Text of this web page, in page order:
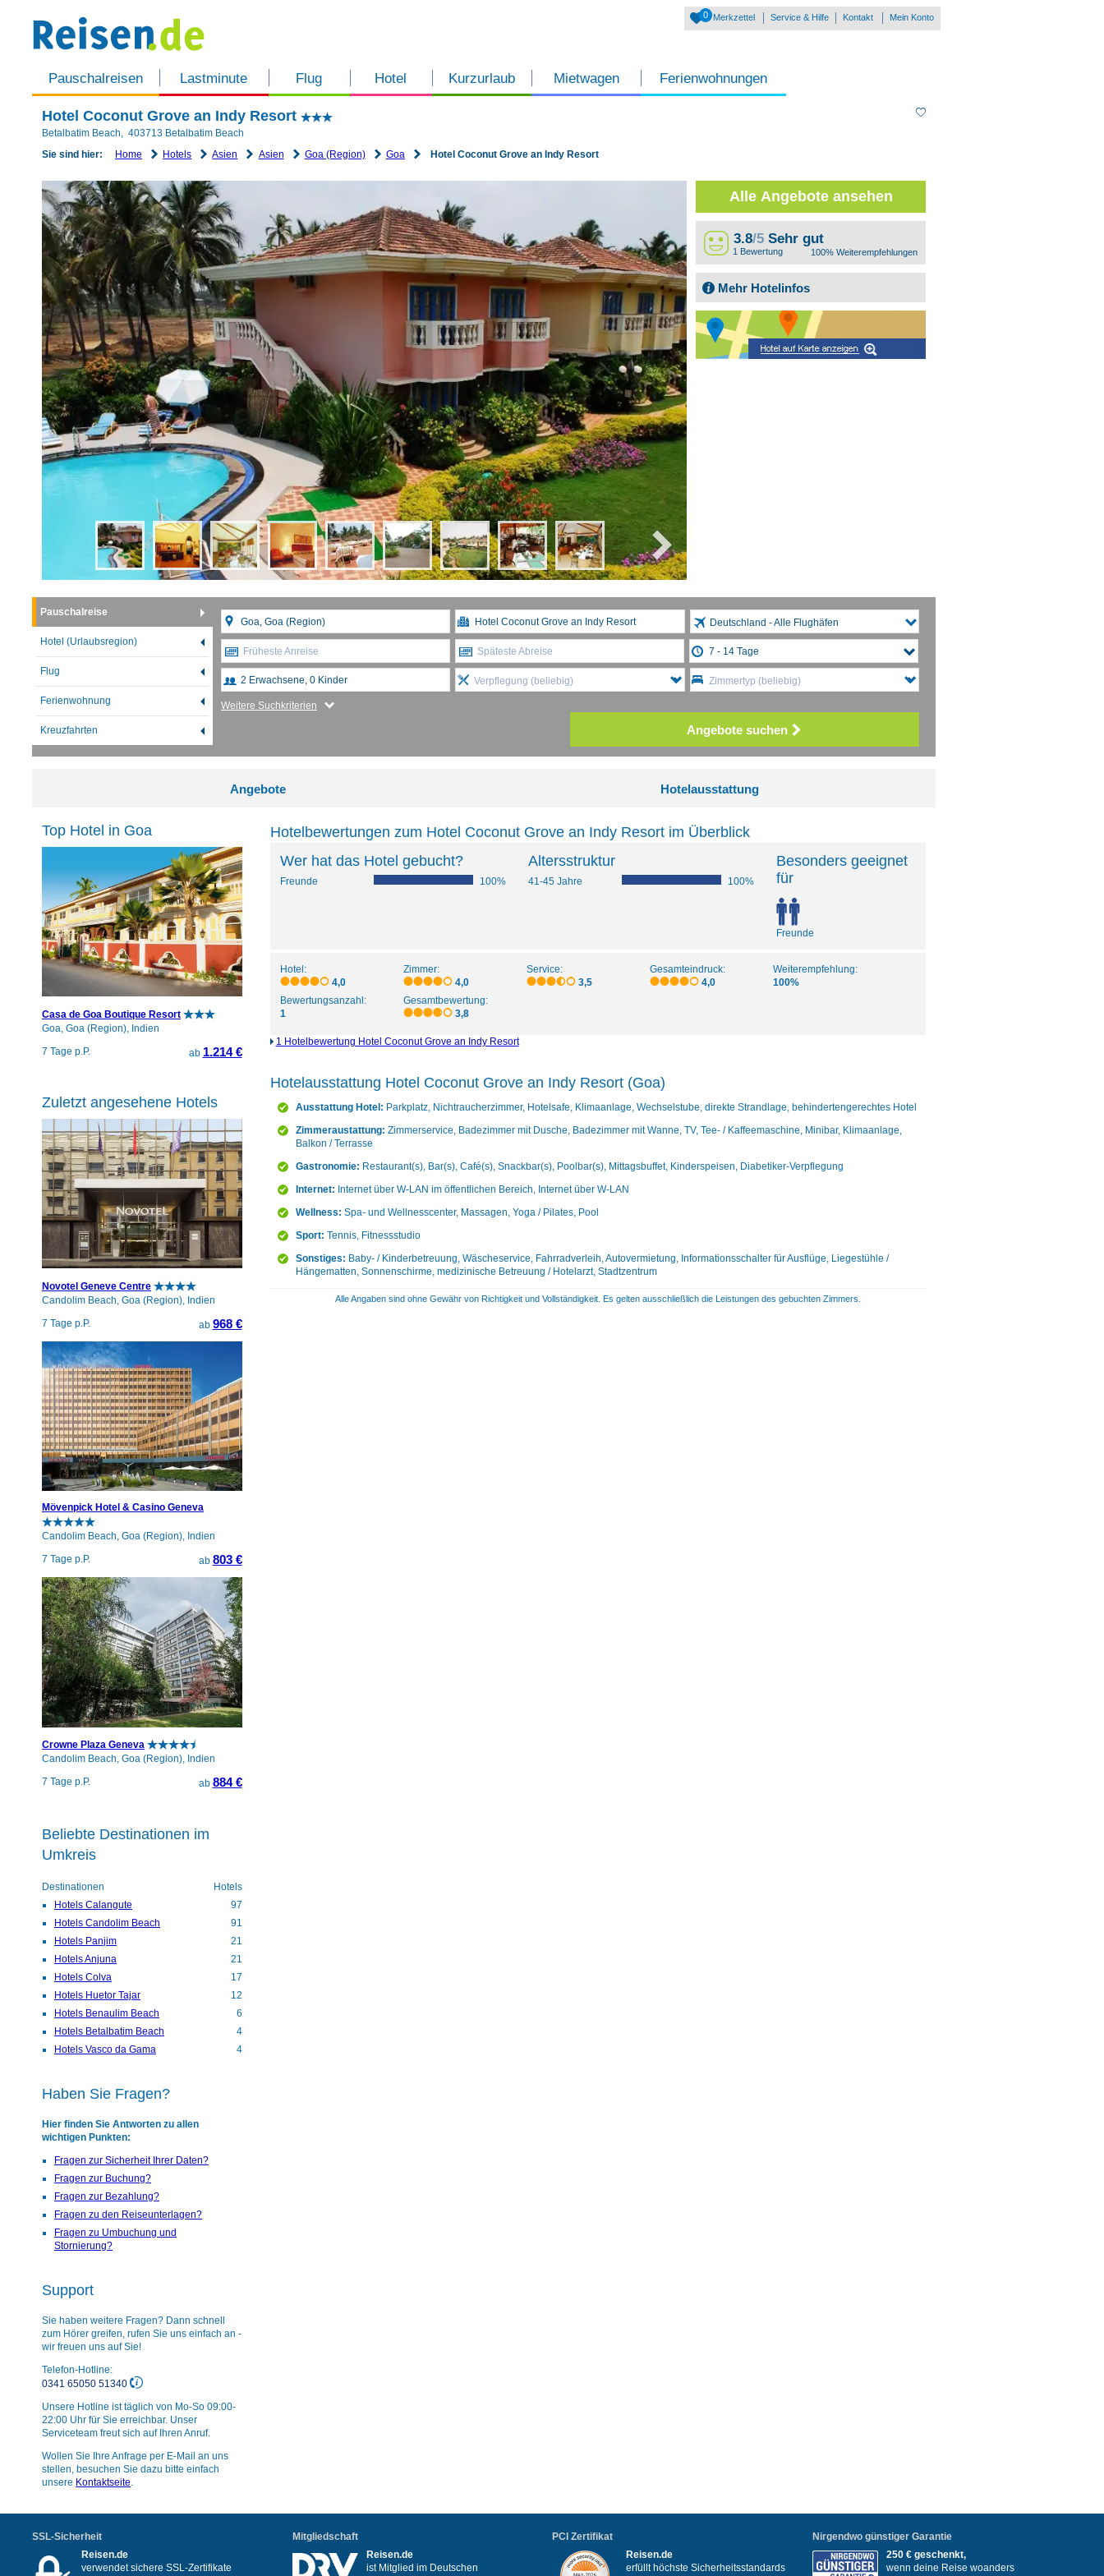
Pauschalreisen Lastminute Flug Hotel Kurzurlaub Mietwagen Ferienwohnungen
0 Merkzettel Service & Hilfe Kontakt Mein Konto
Hotel Coconut Grove an Indy Resort
Betalbatim Beach, 403713 Betalbatim Beach
Sie sind hier:
Home Hotels Asien Asien Goa (Region) Goa Hotel Coconut Grove an Indy Resort
Alle Angebote ansehen
3.8/5 Sehr gut
1 Bewertung 100% Weiterempfehlungen
Mehr Hotelinfos
Pauschalreise
Hotel (Urlaubsregion)
Flug
Ferienwohnung
Kreuzfahrten
Deutschland - Alle Flughäfen
Früheste Anreise Späteste Abreise
Verpflegung (beliebig) Zimmertyp (beliebig)
Weitere Suchkriterien
Angebote suchen
Angebote Hotelausstattung
Hotelbewertungen zum Hotel Coconut Grove an Indy Resort im Überblick
Wer hat das Hotel gebucht?
Freunde 100%
Altersstruktur
41-45 Jahre 100%
Besonders geeignet
für
Freunde
Hotel:
4,0
Zimmer:
4,0
Service:
3,5
Gesamteindruck:
4,0
Weiterempfehlung:
100%
Bewertungsanzahl:
1
Gesamtbewertung:
3,8
1 Hotelbewertung Hotel Coconut Grove an Indy Resort
Hotelausstattung Hotel Coconut Grove an Indy Resort (Goa)
Ausstattung Hotel: Parkplatz, Nichtraucherzimmer, Hotelsafe, Klimaanlage, Wechselstube, direkte Strandlage, behindertengerechtes Hotel
Zimmeraustattung: Zimmerservice, Badezimmer mit Dusche, Badezimmer mit Wanne, TV, Tee- / Kaffeemaschine, Minibar, Klimaanlage,
Balkon / Terrasse
Gastronomie: Restaurant(s), Bar(s), Café(s), Snackbar(s), Poolbar(s), Mittagsbuffet, Kinderspeisen, Diabetiker-Verpflegung
Internet: Internet über W-LAN im öffentlichen Bereich, Internet über W-LAN
Wellness: Spa- und Wellnesscenter, Massagen, Yoga / Pilates, Pool
Sport: Tennis, Fitnessstudio
Sonstiges: Baby- / Kinderbetreuung, Wäscheservice, Fahrradverleih, Autovermietung, Informationsschalter für Ausflüge, Liegestühle /
Hängematten, Sonnenschirme, medizinische Betreuung / Hotelarzt, Stadtzentrum
Alle Angaben sind ohne Gewähr von Richtigkeit und Vollständigkeit. Es gelten ausschließlich die Leistungen des gebuchten Zimmers.
Top Hotel in Goa
Casa de Goa Boutique Resort
Goa, Goa (Region), Indien
7 Tage p.P.
ab 1.214 €
Zuletzt angesehene Hotels
Novotel Geneve Centre
Candolim Beach, Goa (Region), Indien
7 Tage p.P.
ab 968 €
Mövenpick Hotel & Casino Geneva
Candolim Beach, Goa (Region), Indien
7 Tage p.P.
ab 803 €
Crowne Plaza Geneva
Candolim Beach, Goa (Region), Indien
7 Tage p.P.
ab 884 €
Beliebte Destinationen im
Umkreis
Destinationen
Hotels
Hotels Calangute
97
Hotels Candolim Beach
91
Hotels Panjim
21
Hotels Anjuna
21
Hotels Colva
17
Hotels Huetor Tajar
12
Hotels Benaulim Beach
6
Hotels Betalbatim Beach
4
Hotels Vasco da Gama
4
Haben Sie Fragen?
Hier finden Sie Antworten zu allen
wichtigen Punkten:
Fragen zur Sicherheit Ihrer Daten?
Fragen zur Buchung?
Fragen zur Bezahlung?
Fragen zu den Reiseunterlagen?
Fragen zu Umbuchung und
Stornierung?
Support
Sie haben weitere Fragen? Dann schnell
zum Hörer greifen, rufen Sie uns einfach an -
wir freuen uns auf Sie!
Telefon-Hotline:
0341 65050 51340
Unsere Hotline ist täglich von Mo-So 09:00-
22:00 Uhr für Sie erreichbar. Unser
Serviceteam freut sich auf Ihren Anruf.
Wollen Sie Ihre Anfrage per E-Mail an uns
stellen, besuchen Sie dazu bitte einfach
unsere Kontaktseite.
SSL-Sicherheit
Reisen.de
verwendet sichere SSL-Zertifikate
Mitgliedschaft
Reisen.de
ist Mitglied im Deutschen
PCI Zertifikat
Reisen.de
erfüllt höchste Sicherheitsstandards
Nirgendwo günstiger Garantie
250 € geschenkt,
wenn deine Reise woanders